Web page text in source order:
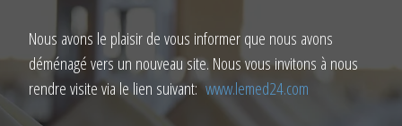
Nous avons le plaisir de vous informer que nous avons
déménagé vers un nouveau site. Nous vous invitons à nous
rendre visite via le lien suivant:www.lemed24.com